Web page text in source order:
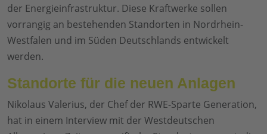
der Energieinfrastruktur. Diese Kraftwerke sollen
vorrangig an bestehenden Standorten in Nordrhein-
Westfalen und im Süden Deutschlands entwickelt
werden.
Standorte für die neuen Anlagen
Nikolaus Valerius, der Chef der RWE-Sparte Generation,
hat in einem Interview mit der Westdeutschen